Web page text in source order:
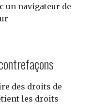
un navigateur de
des droits de
les droits